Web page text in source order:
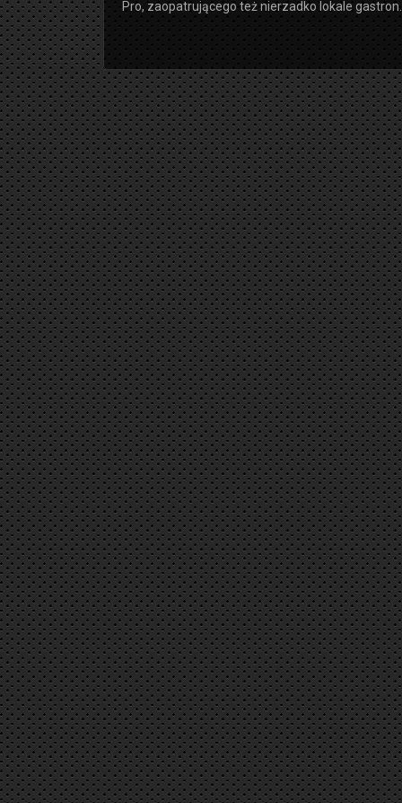
Pro, zaopatrującego też nierzadko lokale